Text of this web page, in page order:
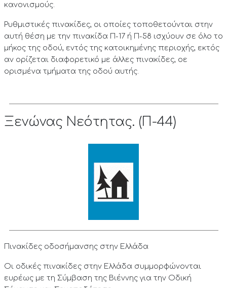
κανονισμούς.
Ρυθμιστικές πινακίδες, οι οποίες τοποθετούνται στην
αυτή θέση με την πινακίδα Π-17 ή Π-58 ισχύουν σε όλο το
μήκος της οδού, εντός της κατοικημένης περιοχής, εκτός
αν ορίζεται διαφορετικό με άλλες πινακίδες, οε
ορισμένα τμήματα της οδού αυτής.
Ξενώνας Νεότητας. (Π-44)
Πινακίδες οδοσήμανσης στην Ελλάδα
Οι οδικές πινακίδες στην Ελλάδα συμμορφώνονται
ευρέως με τη Σύμβαση της Βιέννης για την Οδική